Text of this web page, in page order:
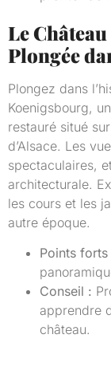
Le
Plongée
Plongez dans
Koenigsbourg,
restauré situé
d’Alsace. Les
spectaculaires,
architecturale.
les cours et les
autre époque.
Points forts
Conseil :
apprendre
château.